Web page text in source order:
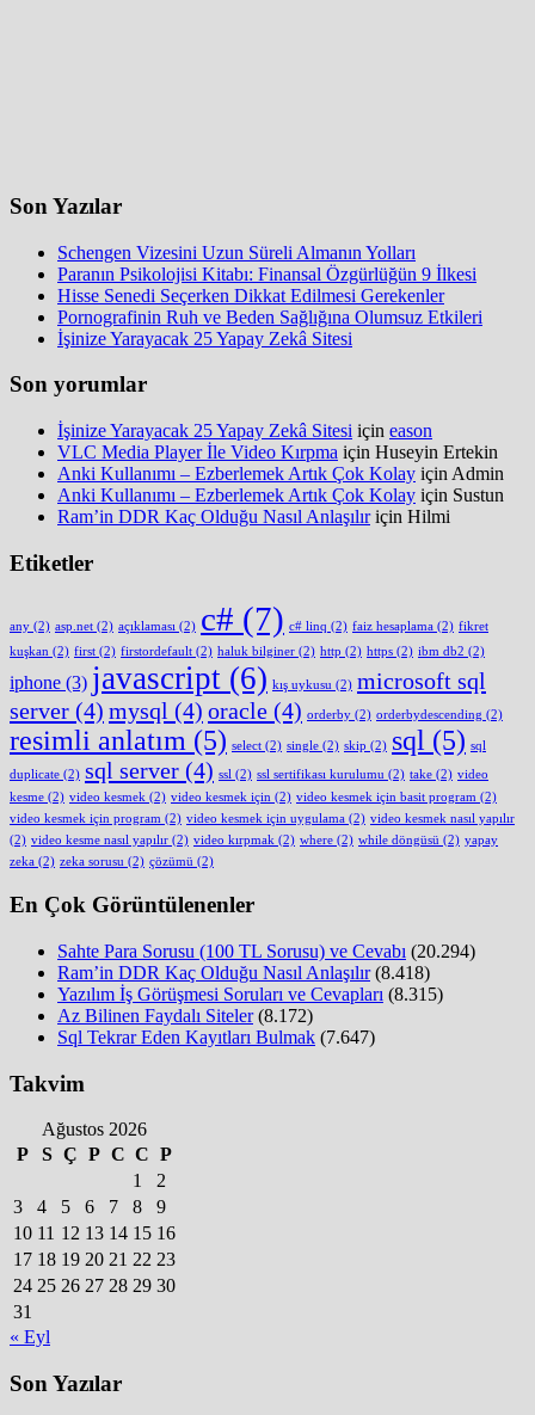
Son Yazılar
Schengen Vizesini Uzun Süreli Almanın Yolları
Paranın Psikolojisi Kitabı: Finansal Özgürlüğün 9 İlkesi
Hisse Senedi Seçerken Dikkat Edilmesi Gerekenler
Pornografinin Ruh ve Beden Sağlığına Olumsuz Etkileri
İşinize Yarayacak 25 Yapay Zekâ Sitesi
Son yorumlar
İşinize Yarayacak 25 Yapay Zekâ Sitesi için eason
VLC Media Player İle Video Kırpma için Huseyin Ertekin
Anki Kullanımı – Ezberlemek Artık Çok Kolay için Admin
Anki Kullanımı – Ezberlemek Artık Çok Kolay için Sustun
Ram’in DDR Kaç Olduğu Nasıl Anlaşılıriçin Hilmi
Etiketler
any (2) asp.net (2) açıklaması (2) c# (7) c# linq (2) faiz hesaplama (2) fikret
kuşkan (2) first (2) firstordefault (2) haluk bilginer (2) http (2) https (2) ibm db2 (2)
iphone (3) javascript (6) kış uykusu (2) microsoft sql
server (4) mysql (4) oracle (4) orderby (2) orderbydescending (2)
resimli anlatım (5) select (2) single (2) skip (2) sql (5) sql
duplicate (2) sql server (4) ssl (2) ssl sertifikası kurulumu (2) take (2) video
kesme (2) video kesmek (2) video kesmek için (2) video kesmek için basit program (2)
video kesmek için program (2) video kesmek için uygulama (2) video kesmek nasıl yapılır
(2) video kesme nasıl yapılır (2) video kırpmak (2) where (2) while döngüsü (2) yapay
zeka (2) zeka sorusu (2) çözümü (2)
En Çok Görüntülenenler
Sahte Para Sorusu (100 TL Sorusu) ve Cevabı (20.294)
Ram’in DDR Kaç Olduğu Nasıl Anlaşılır (8.418)
Yazılım İş Görüşmesi Soruları ve Cevapları (8.315)
Az Bilinen Faydalı Siteler (8.172)
Sql Tekrar Eden Kayıtları Bulmak (7.647)
Takvim
Ağustos 2026
P
S Ç P C C P
1
2
3
4 5 6 7 8
9
10 11 12 13 14 15 16
17 18 19 20 21 22 23
24 25 26 27 28 29 30
31
« Eyl
Son Yazılar